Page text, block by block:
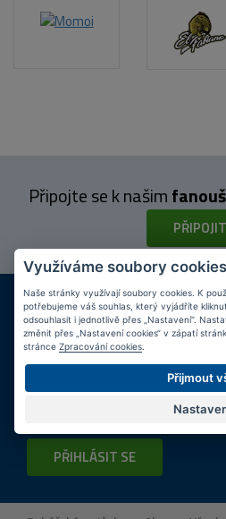
Připojte se k našim
DOPRAVA ZDARMA
Při nákupu nad 2 000 Kč
Tipyk nákupu
Napište nám svůj e-mail a my
o zajímavých nabídkách!
PŘIHLÁSIT SE
Využíváme soubory cookies
Naše stránky využívají soubory cookies. K
potřebujeme váš souhlas, který vyjádříte
odsouhlasit i jednotlivě přes „Nastavení“.
změnit přes „Nastavení cookies“ v zápatí
stránce Zpracování cookies
Přijmout